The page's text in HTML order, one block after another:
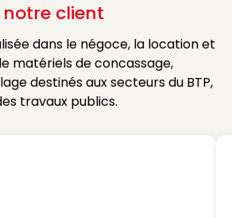
client
dans le négoce, la location et
matériels de concassage,
destinés aux secteurs du BTP,
travaux publics.